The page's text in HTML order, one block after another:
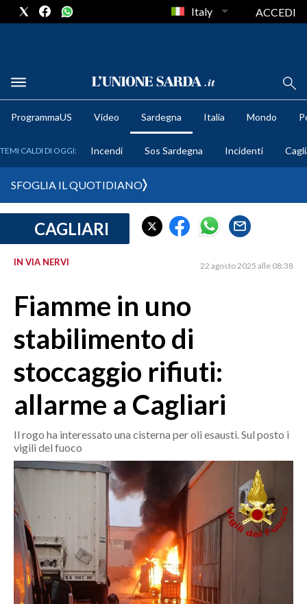
METEO
CRONACA SARDEGNA
MEDIO CAMPIDANO
ORISTANO E PROVINCIA
GALLURA
NUORO E PROVINCIA
OGLIASTRA
AGENDA
CRONACA
ITALIA
MONDO
POLITICA
ECONOMIA
Italy ACCEDI
ProgrammaUS Video Sardegna Italia Mondo
TEMI CALDI DI OGGI: Incendi Sos Sardegna Incidenti
SFOGLIA IL QUOTIDIANO
CAGLIARI
IN VIA NERVI 22 agosto 2025 alle 08:38
Fiamme in uno
stabilimento di
stoccaggio rifiuti:
allarme a Cagliari
Il rogo ha interessato una cisterna per oli esausti. Sul posto i
vigili del fuoco